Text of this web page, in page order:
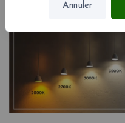
Annuler